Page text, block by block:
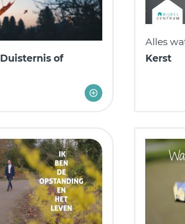
Duisternis of
Alles
Kerst